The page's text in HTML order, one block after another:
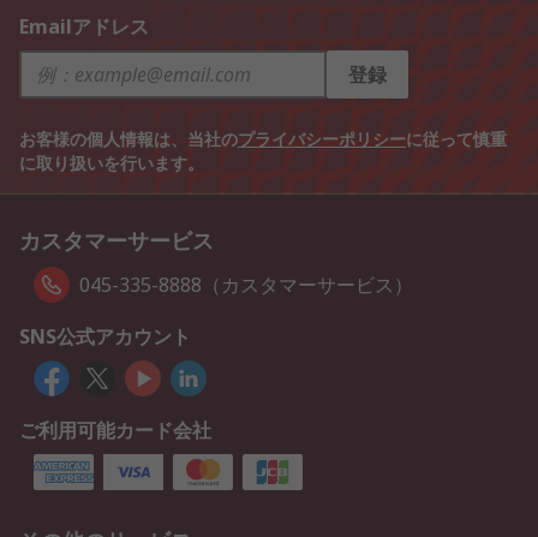
Emailアドレス
登録
お客様の個人情報は、当社のプライバシーポリシーに従って慎重
に取り扱いを行います。
カスタマーサービス
045-335-8888（カスタマーサービス）
SNS公式アカウント
ご利用可能カード会社